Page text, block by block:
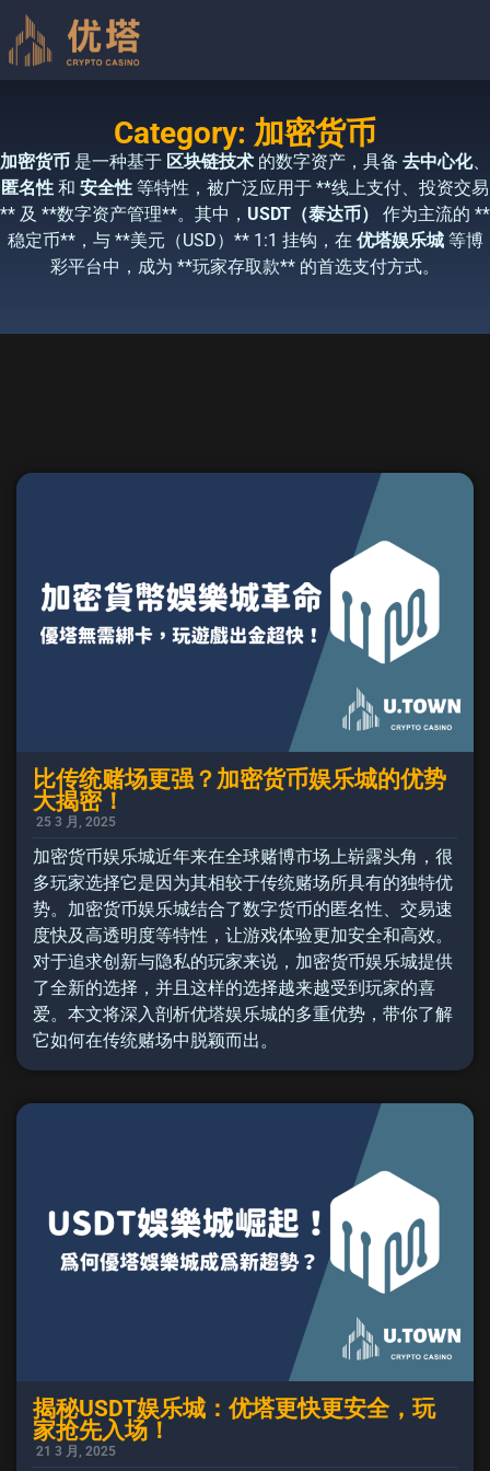
Category: 加密货币
加密货币 是一种基于 区块链技术 的数字资产，具备 去中心化、
匿名性 和 安全性 等特性，被广泛应用于 **线上支付、投资交易
** 及 **数字资产管理**。其中， USDT（泰达币）
作为主流的 **
稳定币**，与 **美元（USD）** 1:1 挂钩，在 优塔娱乐城等博
彩平台中，成为 **玩家存取款** 的首选支付方式。
比传统赌场更强？加密货币娱乐城的优势
大揭密！
25 3 月, 2025
加密货币娱乐城近年来在全球赌博市场上崭露头角，很
多玩家选择它是因为其相较于传统赌场所具有的独特优
势。加密货币娱乐城结合了数字货币的匿名性、交易速
度快及高透明度等特性，让游戏体验更加安全和高效。
对于追求创新与隐私的玩家来说，加密货币娱乐城提供
了全新的选择，并且这样的选择越来越受到玩家的喜
爱。本文将深入剖析优塔娱乐城的多重优势，带你了解
它如何在传统赌场中脱颖而出。
揭秘USDT娱乐城：优塔更快更安全，玩
家抢先入场！
21 3 月, 2025